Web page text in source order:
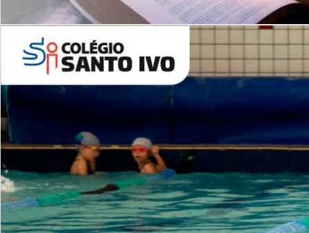
Leituras Literárias
ALUNOS NOVOS
Entre em Contato